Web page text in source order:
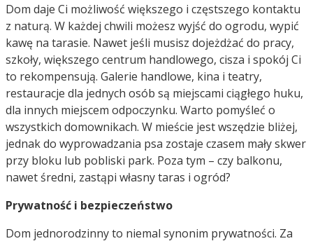
Dom daje Ci możliwość większego i częstszego kontaktu
z naturą. W każdej chwili możesz wyjść do ogrodu, wypić
kawę na tarasie. Nawet jeśli musisz dojeżdżać do pracy,
szkoły, większego centrum handlowego, cisza i spokój Ci
to rekompensują. Galerie handlowe, kina i teatry,
restauracje dla jednych osób są miejscami ciągłego huku,
dla innych miejscem odpoczynku. Warto pomyśleć o
wszystkich domownikach. W mieście jest wszędzie bliżej,
jednak do wyprowadzania psa zostaje czasem mały skwer
przy bloku lub pobliski park. Poza tym – czy balkonu,
nawet średni, zastąpi własny taras i ogród?
Prywatność i bezpieczeństwo
Dom jednorodzinny to niemal synonim prywatności. Za